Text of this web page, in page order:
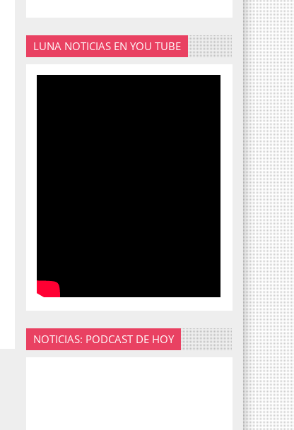
LUNA NOTICIAS EN YOU TUBE
NOTICIAS: PODCAST DE HOY